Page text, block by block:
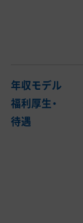
年収モデル
福利厚生・
待遇